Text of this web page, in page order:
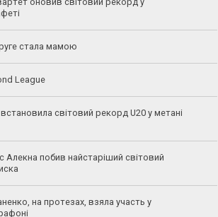
стала мамою
League
світовий рекорд U20 у метані
побив найстаріший світовий
на протезах, взяла участь у